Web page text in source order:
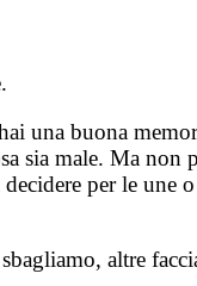
una buona
sia male. Ma
per le
altre